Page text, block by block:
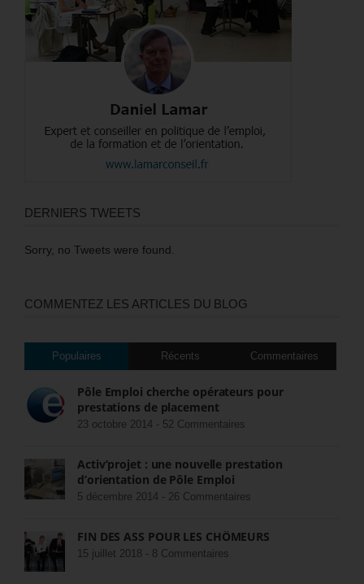
DERNIERS TWEETS
Sorry, no Tweets were found.
COMMENTEZ LES ARTICLES DU BLOG
Populaires Récents Commentaires
Pôle Emploi cherche opérateurs pour
prestations de placement
23 octobre 2014 - 52 Commentaires
Activ’projet : une nouvelle prestation
d’orientation de Pôle Emploi
5 décembre 2014 - 26 Commentaires
FIN DES ASS POUR LES CHÔMEURS
15 juillet 2018 - 8 Commentaires